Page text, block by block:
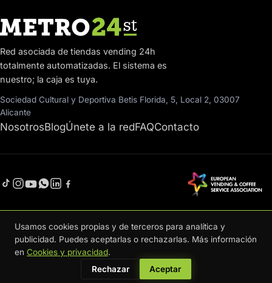
Red asociada de tiendas vending 24h
totalmente automatizadas. El sistema es
nuestro; la caja es tuya.
Sociedad Cultural y Deportiva Betis Florida, 5, Local 2, 03007
Alicante
NosotrosBlogÚnete a la redFAQContacto
© 2026 METRO24st · Red asociada de tiendas vending 24h · Parte del
grupo uRetail
Cookies y privacidad
Usamos cookies propias y de terceros para analítica y
publicidad. Puedes aceptarlas o rechazarlas. Más información
en Cookies y privacidad.
Rechazar
Aceptar